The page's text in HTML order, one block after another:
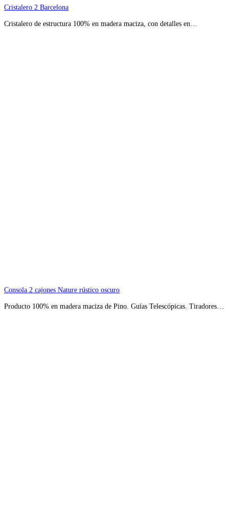
Cristalero 2 Barcelona
Cristalero de estructura 100% en madera maciza, con detalles en…
Consola 2 cajones Nature rústico oscuro
Producto 100% en madera maciza de Pino. Guías Telescópicas. Tiradores…